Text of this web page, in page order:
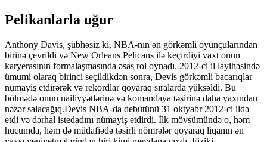
Pelikanlarla uğur
Anthony Davis, şübhəsiz ki, NBA-nın ən görkəmli oyunçularından
birinə çevrildi və New Orleans Pelicans ilə keçirdiyi vaxt onun
karyerasının formalaşmasında əsas rol oynadı. 2012-ci il layihəsində
ümumi olaraq birinci seçildikdən sonra, Devis görkəmli bacarıqlar
nümayiş etdirərək və rekordlar qoyaraq sıralarda yüksəldi. Bu
bölmədə onun nailiyyətlərinə və komandaya təsirinə daha yaxından
nəzər salacağıq.Devis NBA-da debütünü 31 oktyabr 2012-ci ildə
etdi və dərhal istedadını nümayiş etdirdi. İlk mövsümündə o, həm
hücumda, həm də müdafiədə təsirli nömrələr qoyaraq liqanın ən